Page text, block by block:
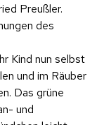
Preußler.
des
Kind nun selbst
und im Räuber
Das grüne
und